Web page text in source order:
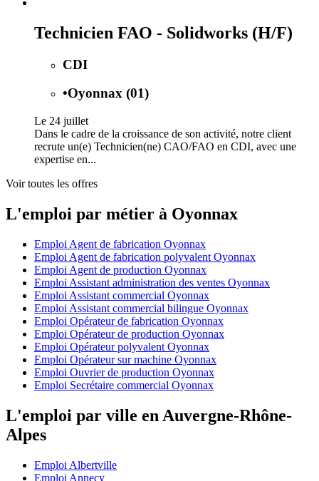
Technicien FAO - Solidworks (H/F)
CDI
•Oyonnax (01)
Le 24 juillet
Dans le cadre de la croissance de son activité, notre client
recrute un(e) Technicien(ne) CAO/FAO en CDI, avec une
expertise en...
Voir toutes les offres
L'emploi par métier à Oyonnax
Emploi Agent de fabrication Oyonnax
Emploi Agent de fabrication polyvalent Oyonnax
Emploi Agent de production Oyonnax
Emploi Assistant administration des ventes Oyonnax
Emploi Assistant commercial Oyonnax
Emploi Assistant commercial bilingue Oyonnax
Emploi Opérateur de fabrication Oyonnax
Emploi Opérateur de production Oyonnax
Emploi Opérateur polyvalent Oyonnax
Emploi Opérateur sur machine Oyonnax
Emploi Ouvrier de production Oyonnax
Emploi Secrétaire commercial Oyonnax
L'emploi par ville en Auvergne-Rhône-
Alpes
Emploi Albertville
Emploi Annecy